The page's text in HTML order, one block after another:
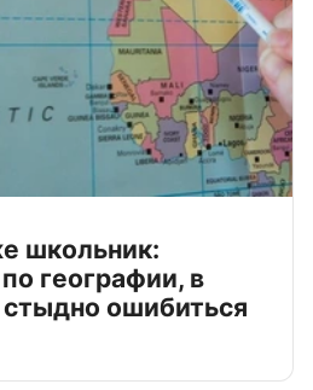
школьник:
географии, в
ошибиться